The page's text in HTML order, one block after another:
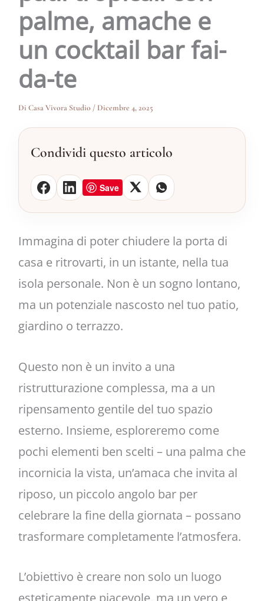
palme, amache e
un cocktail bar fai-
da-te
Di Casa Vivora Studio/ Dicembre 4, 2025
Condividi questo articolo
Save
Immagina di poter chiudere la porta di
casa e ritrovarti, in un istante, nella tua
isola personale. Non è un sogno lontano,
ma un potenziale nascosto nel tuo patio,
giardino o terrazzo.
Questo non è un invito a una
ristrutturazione complessa, ma a un
ripensamento gentile del tuo spazio
esterno. Insieme, esploreremo come
pochi elementi ben scelti – una palma che
incornicia la vista, un’amaca che invita al
riposo, un piccolo angolo bar per
celebrare la fine della giornata – possano
trasformare completamente l’atmosfera.
L’obiettivo è creare non solo un luogo
esteticamente piacevole, ma un vero e